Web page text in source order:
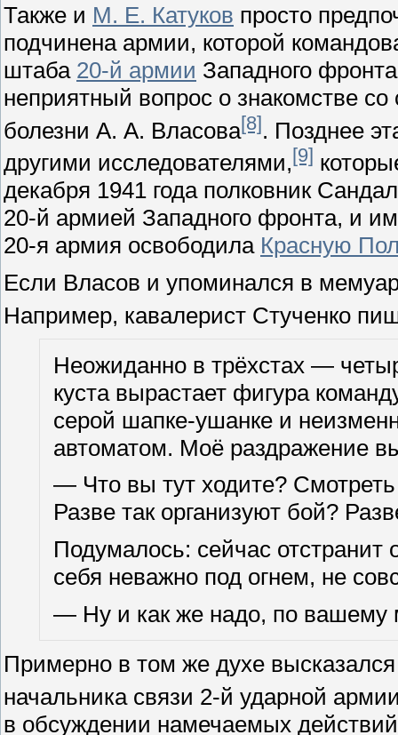
Также и М. Е. Катуков просто
подчинена армии, которой
штаба 20-й армии Западного
неприятный вопрос о знакомстве
болезни А. А. Власова[8]. Позднее
другими исследователями, [9]
декабря 1941 года полковник
20-й армией Западного фронта, и
20-я армия освободила Красную
Если Власов и упоминался в
Например, кавалерист Стученко
Неожиданно в трёхстах —
куста вырастает фигура
серой шапке-ушанке и
автоматом. Моё раздражение
— Что вы тут ходите? Смотреть
Разве так организуют бой?
Подумалось: сейчас отстранит
себя неважно под огнем, не
— Ну и как же надо, по вашему
Примерно в том же духе
начальника связи 2-й ударной
в обсуждении намечаемых